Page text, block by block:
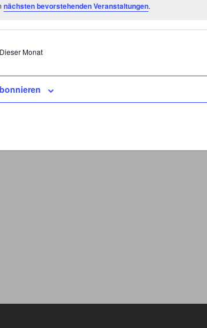
nächsten bevorstehenden Veranstaltungen.
Dieser Monat